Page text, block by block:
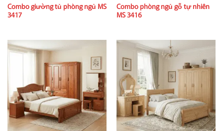
Combo giường tủ phòng ngủ MS
3417
Combo phòng ngủ gỗ tự nhiên
MS 3416